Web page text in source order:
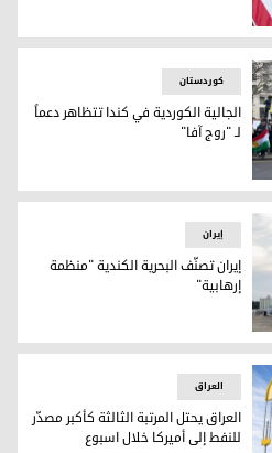
وقّعت أوتاوا مع بكين
دعماً لـ "روج آفا"
کوردستان
الجالية الكوردية في كندا تتظاهر دعماً
لـ "روج آفا"
"منظمة إرهابية"
إيران
إيران تصنّف البحرية الكندية "منظمة
إرهابية"
العراق
العراق يحتل المرتبة الثالثة كأكبر مصدّر
للنفط إلى أميركا خلال اسبوع